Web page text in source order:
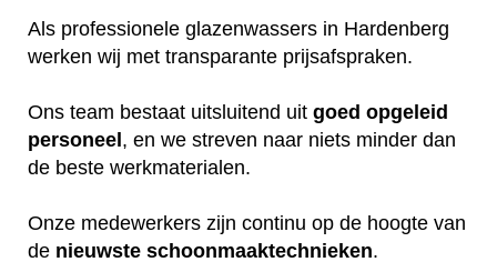
Als professionele glazenwassers in Hardenberg
werken wij met transparante prijsafspraken.
Ons team bestaat uitsluitend uit goed opgeleid
personeel , en we streven naar niets minder dan
de beste werkmaterialen.
Onze medewerkers zijn continu op de hoogte van
de nieuwste schoonmaaktechnieken.